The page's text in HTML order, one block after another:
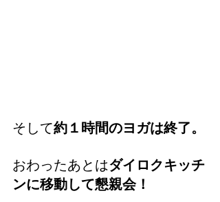
そして約１時間のヨガは終了。
おわったあとはダイロクキッチ
ンに移動して懇親会！